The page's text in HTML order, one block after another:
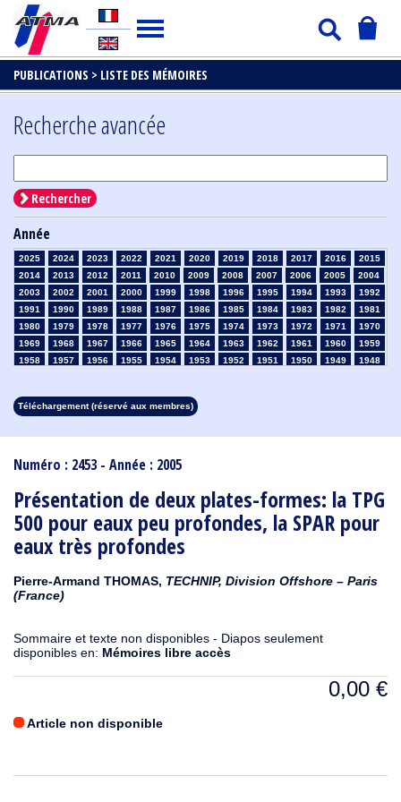
PUBLICATIONS > LISTE DES MÉMOIRES
Numéro : 2453 - Année : 2005
Présentation de deux plates-formes: la TPG
500 pour eaux peu profondes, la SPAR pour
eaux très profondes
Pierre-Armand THOMAS, TECHNIP, Division Offshore – Paris
(France)
Sommaire et texte non disponibles - Diapos seulement
disponibles en: Mémoires libre accès
0,00 €
Article non disponible
Recherche avancée
Rechercher
Année
2025 2024 2023 2022 2021 2020 2019 2018 2017 2016
2015
2014
2013 2012 2011 2010 2009 2008 2007 2006 2005
2004
2003
2002 2001 2000 1999 1998 1996 1995 1994 1993
1992
1991
1990 1989 1988 1987 1986 1985 1984 1983 1982
1981
1980
1979 1978 1977 1976 1975 1974 1973 1972 1971
1970
1969
1968 1967 1966 1965 1964 1963 1962 1961 1960
1959
1958
1957 1956 1955 1954 1953 1952 1951 1950 1949
1948
1913
1912 1911 1910 1909 1908
Téléchargement (réservé aux membres)